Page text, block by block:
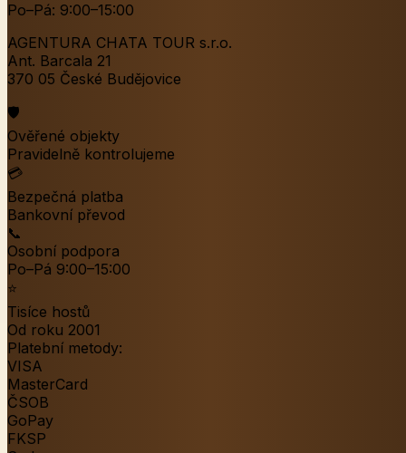
Po–Pá: 9:00–15:00
AGENTURA CHATA TOUR s.r.o.
Ant. Barcala 21
370 05 České Budějovice
🛡️
Ověřené objekty
Pravidelně kontrolujeme
💳
Bezpečná platba
Bankovní převod
📞
Osobní podpora
Po–Pá 9:00–15:00
⭐
Tisíce hostů
Od roku 2001
Platební metody:
VISA
MasterCard
ČSOB
GoPay
FKSP